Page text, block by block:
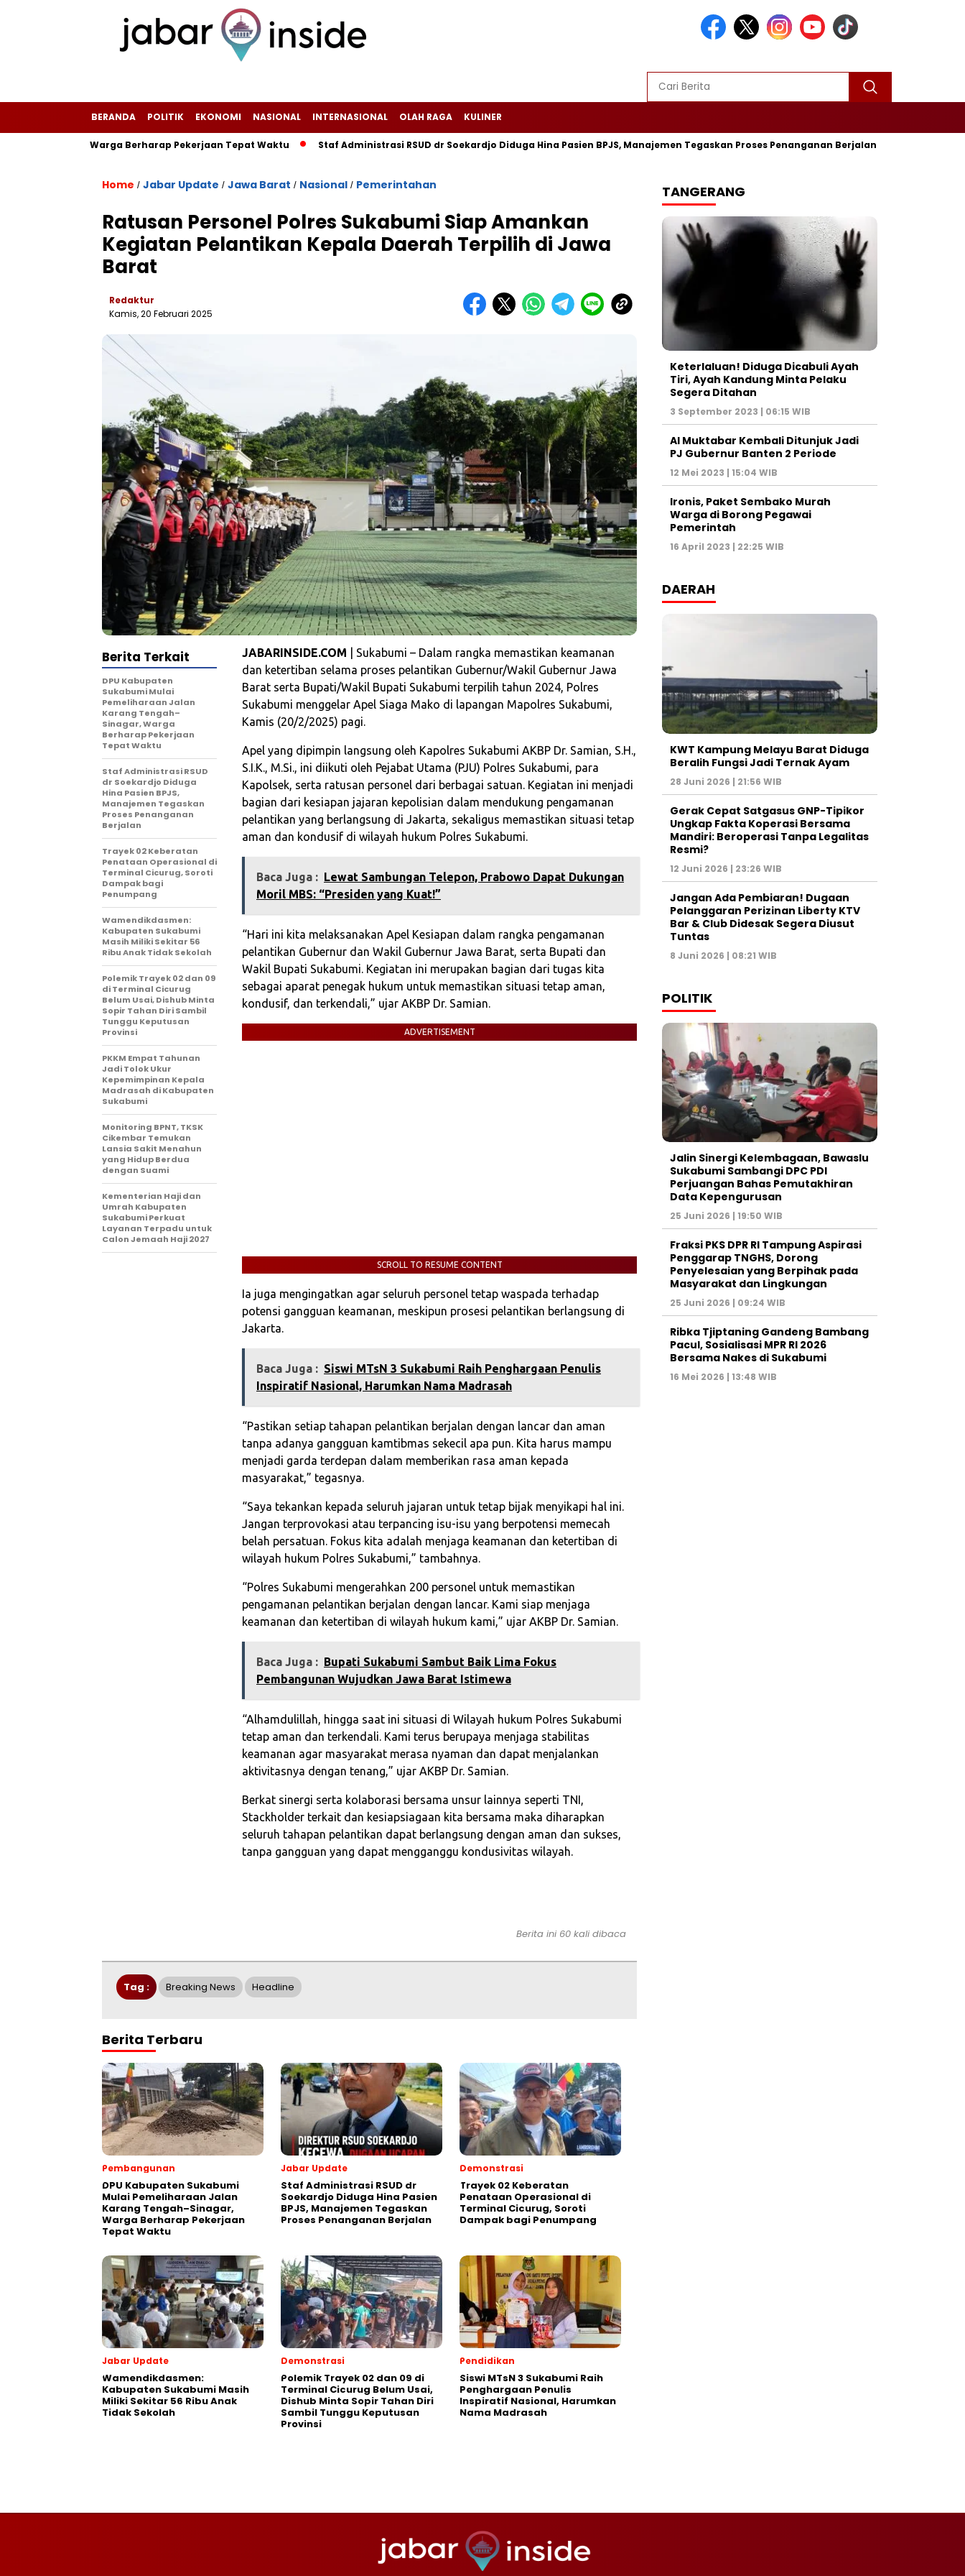
BERANDA POLITIK EKONOMI NASIONAL INTERNASIONAL OLAH RAGA KULINER
Warga Berharap Pekerjaan Tepat Waktu Staf Administrasi RSUD dr Soekardjo Diduga Hina Pasien BPJS, Manajemen Tegaskan Proses Penanganan Berjalan ‎Trayek 02
Home / Jabar Update / Jawa Barat / Nasional / Pemerintahan
Ratusan Personel Polres Sukabumi Siap Amankan
Kegiatan Pelantikan Kepala Daerah Terpilih di Jawa
Barat
Redaktur
Kamis, 20 Februari 2025
JABARINSIDE.COM | Sukabumi – Dalam rangka memastikan keamanan
dan ketertiban selama proses pelantikan Gubernur/Wakil Gubernur Jawa
Barat serta Bupati/Wakil Bupati Sukabumi terpilih tahun 2024, Polres
Sukabumi menggelar Apel Siaga Mako di lapangan Mapolres Sukabumi,
Kamis (20/2/2025) pagi.
Apel yang dipimpin langsung oleh Kapolres Sukabumi AKBP Dr. Samian, S.H.,
S.I.K., M.Si., ini diikuti oleh Pejabat Utama (PJU) Polres Sukabumi, para
Kapolsek, serta ratusan personel dari berbagai satuan. Kegiatan ini menjadi
bagian dari kesiapan jajaran kepolisian dalam mendukung pengamanan
pelantikan yang berlangsung di Jakarta, sekaligus memastikan situasi tetap
aman dan kondusif di wilayah hukum Polres Sukabumi.
Baca Juga : Lewat Sambungan Telepon, Prabowo Dapat Dukungan
Moril MBS: “Presiden yang Kuat!”
“Hari ini kita melaksanakan Apel Kesiapan dalam rangka pengamanan
pelantikan Gubernur dan Wakil Gubernur Jawa Barat, serta Bupati dan
Wakil Bupati Sukabumi. Kegiatan ini merupakan bagian dari tugas kita
sebagai aparat penegak hukum untuk memastikan situasi tetap aman,
kondusif, dan terkendali,” ujar AKBP Dr. Samian.
ADVERTISEMENT
SCROLL TO RESUME CONTENT
Ia juga mengingatkan agar seluruh personel tetap waspada terhadap
potensi gangguan keamanan, meskipun prosesi pelantikan berlangsung di
Jakarta.
Baca Juga : ‎Siswi MTsN 3 Sukabumi Raih Penghargaan Penulis
Inspiratif Nasional, Harumkan Nama Madrasah‎
“Pastikan setiap tahapan pelantikan berjalan dengan lancar dan aman
tanpa adanya gangguan kamtibmas sekecil apa pun. Kita harus mampu
menjadi garda terdepan dalam memberikan rasa aman kepada
masyarakat,” tegasnya.
“Saya tekankan kepada seluruh jajaran untuk tetap bijak menyikapi hal ini.
Jangan terprovokasi atau terpancing isu-isu yang berpotensi memecah
belah persatuan. Fokus kita adalah menjaga keamanan dan ketertiban di
wilayah hukum Polres Sukabumi,” tambahnya.
“Polres Sukabumi mengerahkan 200 personel untuk memastikan
pengamanan pelantikan berjalan dengan lancar. Kami siap menjaga
keamanan dan ketertiban di wilayah hukum kami,” ujar AKBP Dr. Samian.
Baca Juga : Bupati Sukabumi Sambut Baik Lima Fokus
Pembangunan Wujudkan Jawa Barat Istimewa
“Alhamdulillah, hingga saat ini situasi di Wilayah hukum Polres Sukabumi
tetap aman dan terkendali. Kami terus berupaya menjaga stabilitas
keamanan agar masyarakat merasa nyaman dan dapat menjalankan
aktivitasnya dengan tenang,” ujar AKBP Dr. Samian.
Berkat sinergi serta kolaborasi bersama unsur lainnya seperti TNI,
Stackholder terkait dan kesiapsiagaan kita bersama maka diharapkan
seluruh tahapan pelantikan dapat berlangsung dengan aman dan sukses,
tanpa gangguan yang dapat mengganggu kondusivitas wilayah.
Berita Terkait
‎DPU Kabupaten
Sukabumi Mulai
Pemeliharaan Jalan
Karang Tengah–
Sinagar, Warga
Berharap Pekerjaan
Tepat Waktu
Staf Administrasi RSUD
dr Soekardjo Diduga
Hina Pasien BPJS,
Manajemen Tegaskan
Proses Penanganan
Berjalan
‎Trayek 02 Keberatan
Penataan Operasional di
Terminal Cicurug, Soroti
Dampak bagi
Penumpang
Wamendikdasmen:
Kabupaten Sukabumi
Masih Miliki Sekitar 56
Ribu Anak Tidak Sekolah
Polemik Trayek 02 dan 09
di Terminal Cicurug
Belum Usai, Dishub Minta
Sopir Tahan Diri Sambil
Tunggu Keputusan
Provinsi
PKKM Empat Tahunan
Jadi Tolok Ukur
Kepemimpinan Kepala
Madrasah di Kabupaten
Sukabumi
‎Monitoring BPNT, TKSK
Cikembar Temukan
Lansia Sakit Menahun
yang Hidup Berdua
dengan Suami
Kementerian Haji dan
Umrah Kabupaten
Sukabumi Perkuat
Layanan Terpadu untuk
Calon Jemaah Haji 2027
Berita ini 60 kali dibaca
Tag : Breaking News Headline
Berita Terbaru
Pembangunan
‎DPU Kabupaten Sukabumi
Mulai Pemeliharaan Jalan
Karang Tengah–Sinagar,
Warga Berharap Pekerjaan
Tepat Waktu
Jabar Update
Staf Administrasi RSUD dr
Soekardjo Diduga Hina Pasien
BPJS, Manajemen Tegaskan
Proses Penanganan Berjalan
Demonstrasi
‎Trayek 02 Keberatan
Penataan Operasional di
Terminal Cicurug, Soroti
Dampak bagi Penumpang
Jabar Update
Wamendikdasmen:
Kabupaten Sukabumi Masih
Miliki Sekitar 56 Ribu Anak
Tidak Sekolah
Demonstrasi
Polemik Trayek 02 dan 09 di
Terminal Cicurug Belum Usai,
Dishub Minta Sopir Tahan Diri
Sambil Tunggu Keputusan
Provinsi
Pendidikan
‎Siswi MTsN 3 Sukabumi Raih
Penghargaan Penulis
Inspiratif Nasional, Harumkan
Nama Madrasah‎
TANGERANG
Keterlaluan! Diduga Dicabuli Ayah
Tiri, Ayah Kandung Minta Pelaku
Segera Ditahan
3 September 2023 | 06:15 WIB
Al Muktabar Kembali Ditunjuk Jadi
PJ Gubernur Banten 2 Periode
12 Mei 2023 | 15:04 WIB
Ironis, Paket Sembako Murah
Warga di Borong Pegawai
Pemerintah
16 April 2023 | 22:25 WIB
DAERAH
KWT Kampung Melayu Barat Diduga
Beralih Fungsi Jadi Ternak Ayam
28 Juni 2026 | 21:56 WIB
Gerak Cepat Satgasus GNP-Tipikor
Ungkap Fakta Koperasi Bersama
Mandiri: Beroperasi Tanpa Legalitas
Resmi?
12 Juni 2026 | 23:26 WIB
Jangan Ada Pembiaran! Dugaan
Pelanggaran Perizinan Liberty KTV
Bar & Club Didesak Segera Diusut
Tuntas
8 Juni 2026 | 08:21 WIB
POLITIK
Jalin Sinergi Kelembagaan, Bawaslu
Sukabumi Sambangi DPC PDI
Perjuangan Bahas Pemutakhiran
Data Kepengurusan
25 Juni 2026 | 19:50 WIB
‎Fraksi PKS DPR RI Tampung Aspirasi
Penggarap TNGHS, Dorong
Penyelesaian yang Berpihak pada
Masyarakat dan Lingkungan‎
25 Juni 2026 | 09:24 WIB
Ribka Tjiptaning Gandeng Bambang
Pacul, Sosialisasi MPR RI 2026
Bersama Nakes di Sukabumi
16 Mei 2026 | 13:48 WIB